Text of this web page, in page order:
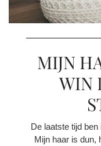
MIJN
WIN
De laatste tijd
Mijn haar is dun,